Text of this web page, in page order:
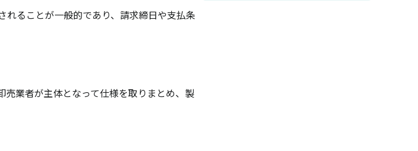
ることが一般的であり、請求締日や支払条
業者が主体となって仕様を取りまとめ、製